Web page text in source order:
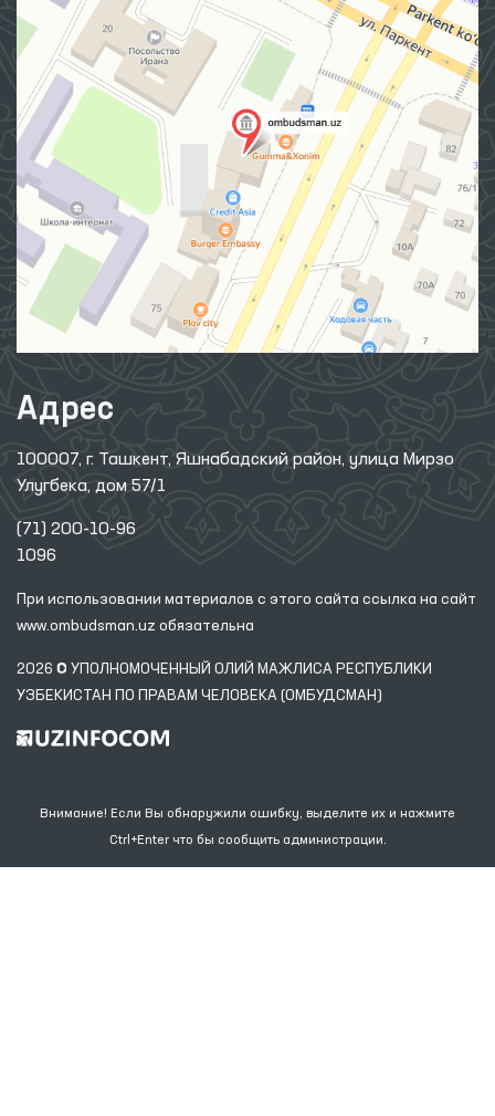
Адрес
100007, г. Ташкент, Яшнабадский район, улица Мирзо
Улугбека, дом 57/1
(71) 200-10-96
1096
При использовании материалов с этого сайта ссылка на сайт
www.ombudsman.uz обязательна
2026 © УПОЛНОМОЧЕННЫЙ ОЛИЙ МАЖЛИСА РЕСПУБЛИКИ
УЗБЕКИСТАН ПО ПРАВАМ ЧЕЛОВЕКА (ОМБУДСМАН)
Внимание! Если Вы обнаружили ошибку, выделите их и нажмите
Ctrl+Enter что бы сообщить администрации.